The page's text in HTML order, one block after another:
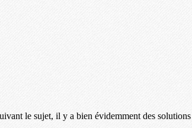
le sujet, il y a bien évidemment des